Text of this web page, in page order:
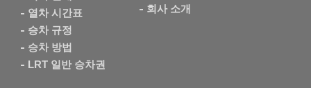
열차 시간표
승차 규정
승차 방법
LRT 일반 승차권
회사 소개